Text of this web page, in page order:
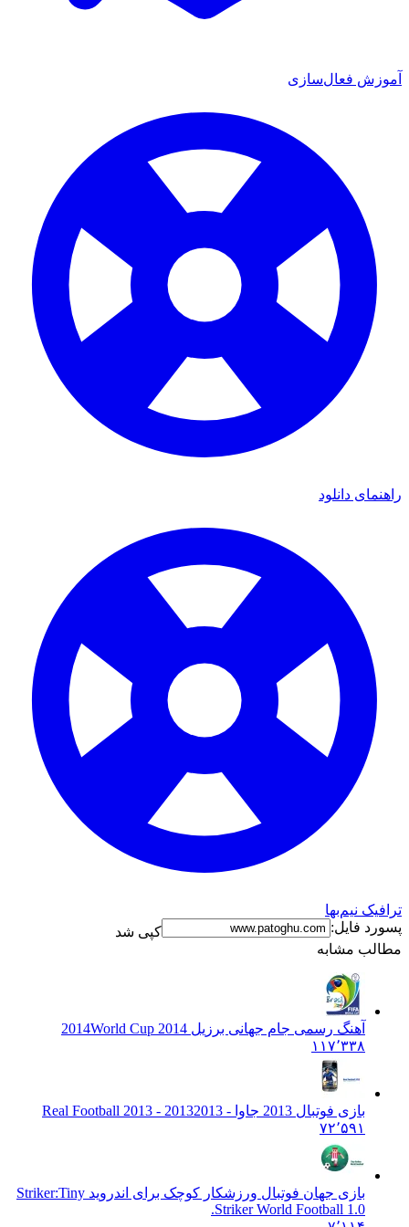
فعال‌سازی
دانلود
نیم‌بها
فایل:
کپی شد
مشابه
آهنگ رسمی جام جهانی برزیل 2014 World Cup 2014
۱۱۷٬۳۳۸
بازی فوتبال 2013 جاوا - 2013
2013 - Real Football 2013
۷۲٬۵۹۱
بازی جهان فوتبال ورزشکار کوچک برای اندروید Striker: Tiny
Striker World Football 1.0.